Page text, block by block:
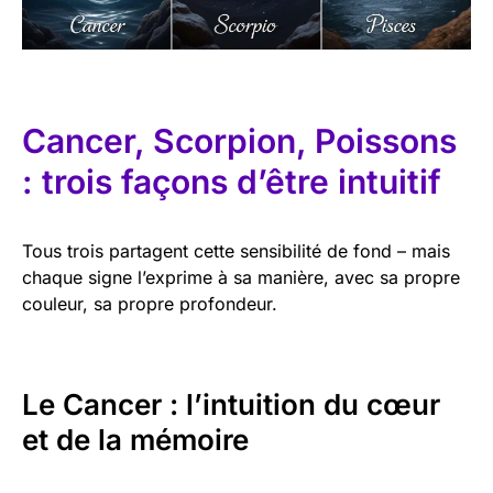
Cancer, Scorpion, Poissons
: trois façons d’être intuitif
Tous trois partagent cette sensibilité de fond – mais
chaque signe l’exprime à sa manière, avec sa propre
couleur, sa propre profondeur.
Le Cancer : l’intuition du cœur
et de la mémoire